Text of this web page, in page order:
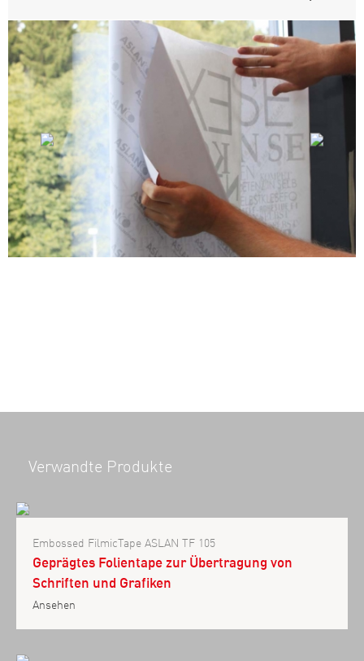
Verwandte Produkte
Embossed FilmicTape ASLAN TF 105
Geprägtes Folientape zur Übertragung von
Schriften und Grafiken
Ansehen